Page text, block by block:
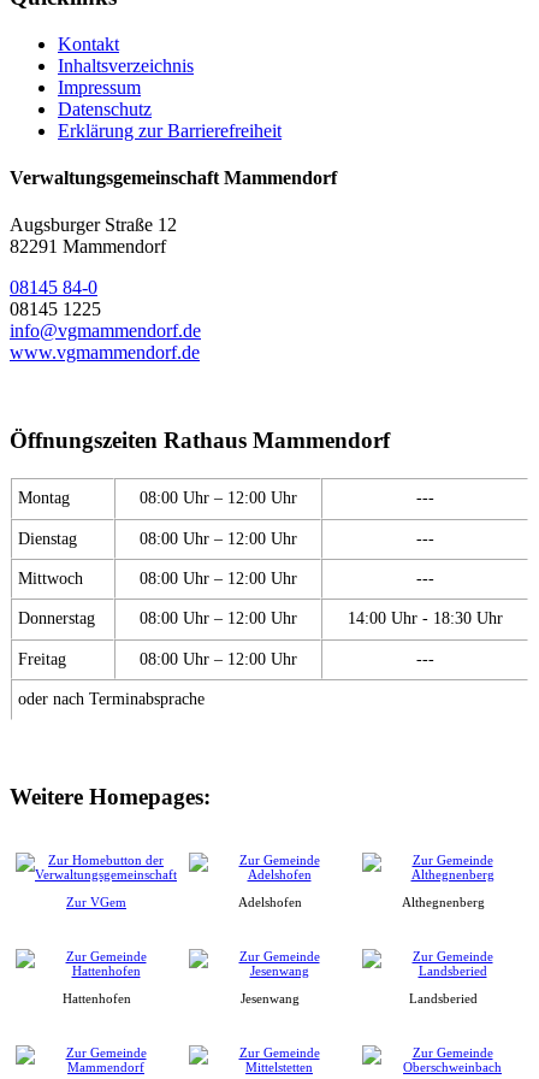
Kontakt
Inhaltsverzeichnis
Impressum
Datenschutz
Erklärung zur Barrierefreiheit
Verwaltungsgemeinschaft Mammendorf
Augsburger Straße 12
82291 Mammendorf
08145 84-0
08145 1225
info@vgmammendorf.de
www.vgmammendorf.de
Öffnungszeiten Rathaus Mammendorf
Montag 08:00 Uhr – 12:00 Uhr ---
Dienstag 08:00 Uhr – 12:00 Uhr ---
Mittwoch 08:00 Uhr – 12:00 Uhr ---
Donnerstag 08:00 Uhr – 12:00 Uhr 14:00 Uhr - 18:30 Uhr
Freitag 08:00 Uhr – 12:00 Uhr ---
oder nach Terminabsprache
Weitere Homepages:
Zur VGem Adelshofen Althegnenberg
Hattenhofen Jesenwang Landsberied